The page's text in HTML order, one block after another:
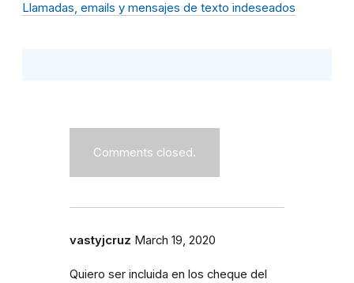
Llamadas, emails y mensajes de texto indeseados
Comments closed.
vastyjcruz March 19, 2020
Quiero ser incluida en los cheque del